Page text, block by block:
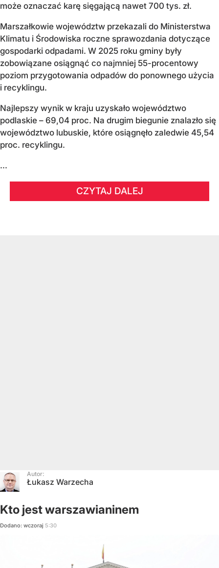
może oznaczać karę sięgającą nawet 700 tys. zł.
Marszałkowie województw przekazali do Ministerstwa
Klimatu i Środowiska roczne sprawozdania dotyczące
gospodarki odpadami. W 2025 roku gminy były
zobowiązane osiągnąć co najmniej 55-procentowy
poziom przygotowania odpadów do ponownego użycia
i recyklingu.
Najlepszy wynik w kraju uzyskało województwo
podlaskie – 69,04 proc. Na drugim biegunie znalazło się
województwo lubuskie, które osiągnęło zaledwie 45,54
proc. recyklingu.
...
CZYTAJ DALEJ
Autor:
Łukasz Warzecha
Kto jest warszawianinem
Dodano: wczoraj 5:30